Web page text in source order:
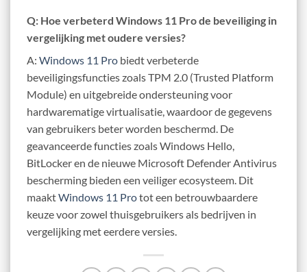
Q: Hoe verbeterd Windows 11 Pro de beveiliging in
vergelijking met oudere versies?
A: Windows 11 Pro biedt verbeterde
beveiligingsfuncties zoals TPM 2.0 (Trusted Platform
Module) en uitgebreide ondersteuning voor
hardwarematige virtualisatie, waardoor de gegevens
van gebruikers beter worden beschermd. De
geavanceerde functies zoals Windows Hello,
BitLocker en de nieuwe Microsoft Defender Antivirus
bescherming bieden een veiliger ecosysteem. Dit
maaktWindows 11 Protot een betrouwbaardere
keuze voor zowel thuisgebruikers als bedrijven in
vergelijking met eerdere versies.